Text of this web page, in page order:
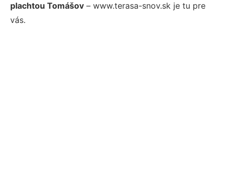
plachtou Tomášov – www.terasa-snov.sk je tu pre
vás.